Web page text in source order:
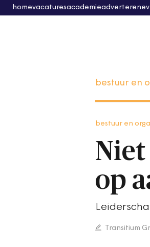
homevacaturesacademieadverteren
bestuur en
bestuur en
op
Transitium